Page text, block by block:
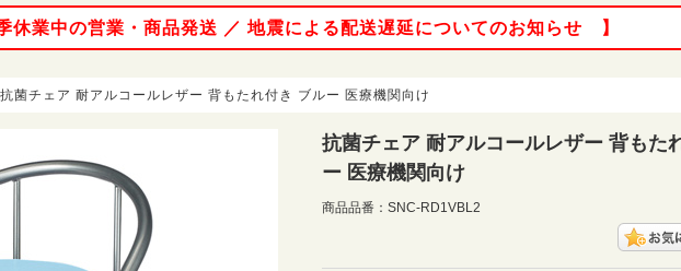
業中の営業・商品発送 ／ 地震による配送遅延についてのお知らせ 】
抗菌チェア 耐アルコールレザー 背もたれ付き ブルー 医療機関向け
抗菌チェア 耐アルコールレザー 背もた
ー 医療機関向け
商品品番： SNC-RD1VBL2